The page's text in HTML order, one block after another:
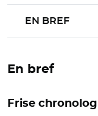
EN BREF
En bref
Frise